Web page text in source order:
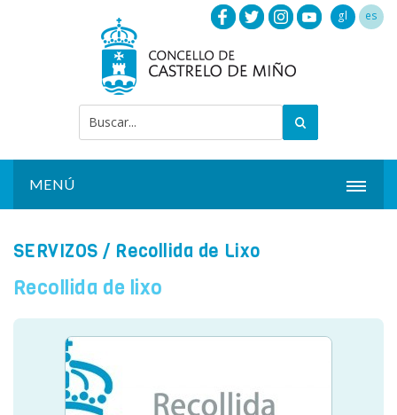
gl es
MENÚ
INSTALACIÓNS
SERVIZOS
SERVIZOS / Recollida de Lixo
Recollida de lixo